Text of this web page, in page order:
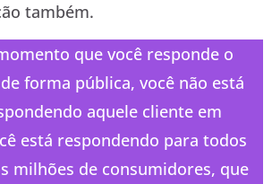
também.
que você responde o
forma pública, você não está
aquele cliente em
está respondendo para todos
milhões de consumidores, que